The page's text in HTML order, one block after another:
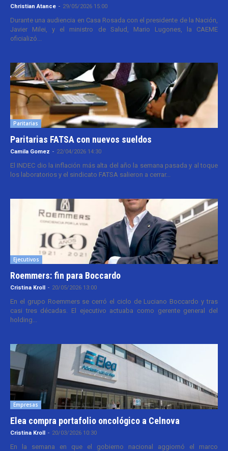
Christian Atance - 29/05/2026 15:00
Durante una audiencia en Casa Rosada con el presidente de la Nación,
Javier Milei, y el ministro de Salud, Mario Lugones, la CAEME
oficializó...
Paritarias
Paritarias FATSA con nuevos sueldos
Camila Gomez - 22/04/2026 14:30
El INDEC dio la inflación más alta del año la semana pasada y al toque
los laboratorios y el sindicato FATSA salieron a cerrar...
Ejecutivos
Roemmers: fin para Boccardo
Cristina Kroll - 20/05/2026 13:00
En el grupo Roemmers se cerró el ciclo de Luciano Boccardo y tras
casi tres décadas. El ejecutivo actuaba como gerente general del
holding...
Empresas
Elea compra portafolio oncológico a Celnova
Cristina Kroll - 20/03/2026 10:30
En la semana en que el gobierno nacional aggiornó el marco